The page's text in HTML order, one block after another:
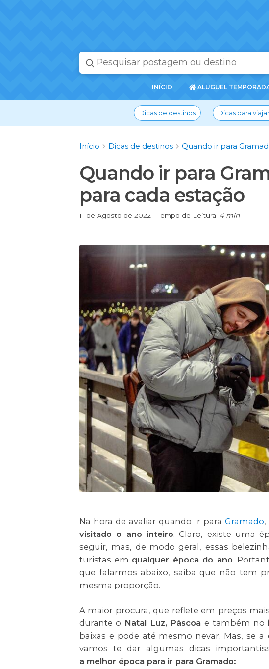
PÁGINA
INÍCIO ALUGUEL
Dicas de destinos Dicas para
Início Dicas de destinos Quando ir para
Quando ir para
para cada estação
11 de Agosto de 2022 - Tempo de Leitura: 4 min
Na hora de avaliar quando ir para Gramado,
visitado o ano inteiro. Claro, existe uma
seguir, mas, de modo geral, essas
turistas em qualquer época do ano.
que falarmos abaixo, saiba que não tem
mesma proporção.
A maior procura, que reflete em preços
durante o Natal Luz, Páscoae também no
baixas e pode até mesmo nevar. Mas, se a
vamos te dar algumas dicas
a melhor época para ir para Gramado: